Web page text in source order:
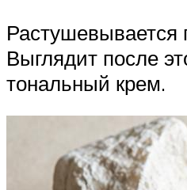
Растушевывается
Выглядит после
тональный крем.